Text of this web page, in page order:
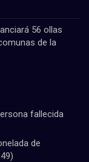
56 ollas
de la
fallecida
de